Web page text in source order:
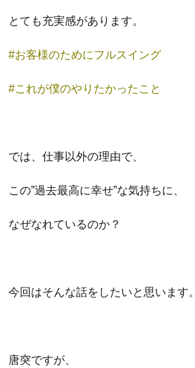
とても充実感があります。
#お客様のためにフルスイング
#これが僕のやりたかったこと
では、仕事以外の理由で、
この”過去最高に幸せ”な気持ちに、
なぜなれているのか？
今回はそんな話をしたいと思います。
唐突ですが、